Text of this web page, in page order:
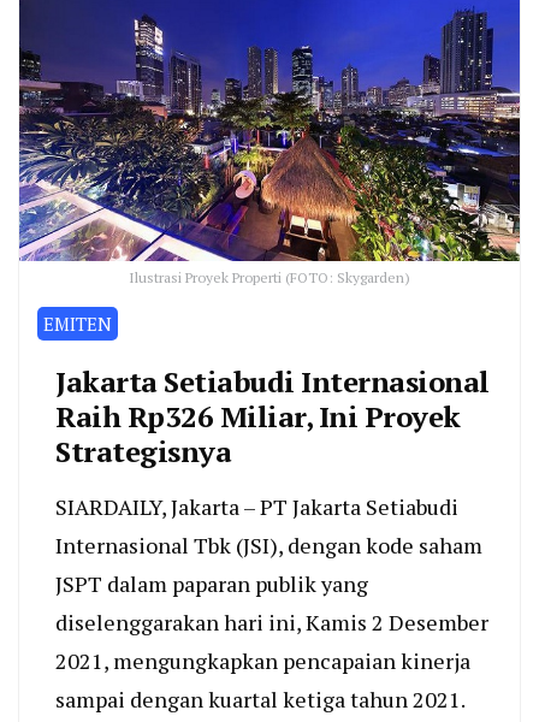
Ilustrasi Proyek Properti (FOTO: Skygarden)
EMITEN
Jakarta Setiabudi Internasional
Raih Rp326 Miliar, Ini Proyek
Strategisnya
SIARDAILY, Jakarta – PT Jakarta Setiabudi
Internasional Tbk (JSI), dengan kode saham
JSPT dalam paparan publik yang
diselenggarakan hari ini, Kamis 2 Desember
2021, mengungkapkan pencapaian kinerja
sampai dengan kuartal ketiga tahun 2021.